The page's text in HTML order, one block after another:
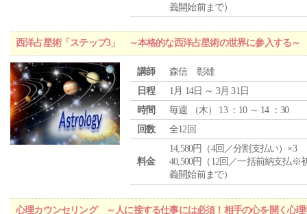
義開始前まで）
西洋占星術「ステップ3」 ～本格的な西洋占星術の世界に参入する～
講師
森信 彰雄
日程
1月 14日 ～ 3月 31日
時間
毎週 （木） 13 ：10 ～ 14 ：30
回数
全12回
料金
14,580円（4回／分割支払い）×3
40,500円（12回／一括前納支払※
義開始前まで）
心理カウンセリング ～人に接する仕事には必須！相手の心を開く心理